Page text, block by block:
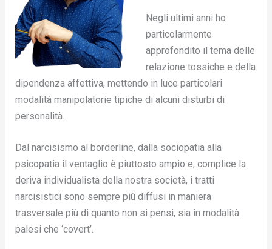
Negli ultimi anni ho
particolarmente
approfondito il tema delle
relazione tossiche e della
dipendenza affettiva, mettendo in luce particolari
modalità manipolatorie tipiche di alcuni disturbi di
personalità.
Dal narcisismo al borderline, dalla sociopatia alla
psicopatia il ventaglio è piuttosto ampio e, complice la
deriva individualista della nostra società, i tratti
narcisistici sono sempre più diffusi in maniera
trasversale più di quanto non si pensi, sia in modalità
palesi che ‘covert’.